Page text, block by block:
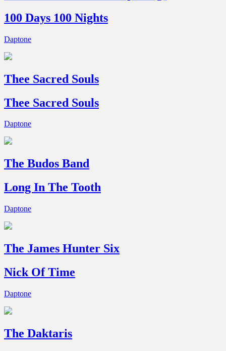
100 Days 100 Nights
Daptone
Thee Sacred Souls
Thee Sacred Souls
Daptone
The Budos Band
Long In The Tooth
Daptone
The James Hunter Six
Nick Of Time
Daptone
The Daktaris